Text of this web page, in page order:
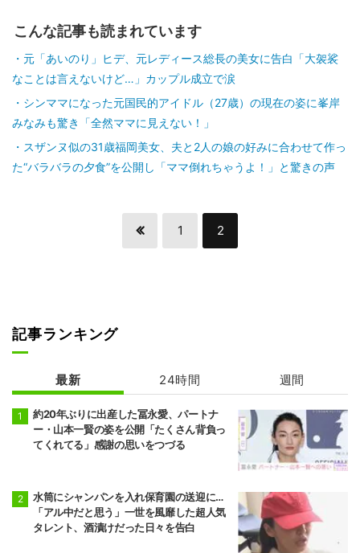
こんな記事も読まれています
元「あいのり」ヒデ、元レディース総長の美女に告白「大袈裟
なことは言えないけど…」カップル成立で涙
シンママになった元国民的アイドル（27歳）の現在の姿に峯岸
みなみも驚き「全然ママに見えない！」
スザンヌ似の31歳福岡美女、夫と2人の娘の好みに合わせて作っ
た“バラバラの夕食”を公開し「ママ倒れちゃうよ！」と驚きの声
1 2
記事ランキング
最新 24時間 週間
約20年ぶりに出産した冨永愛、パートナ
ー・山本一賢の姿を公開「たくさん背負っ
てくれてる」感謝の思いをつづる
水筒にシャンパンを入れ保育園の送迎に…
「アル中だと思う」一世を風靡した超人気
タレント、酒漬けだった日々を告白